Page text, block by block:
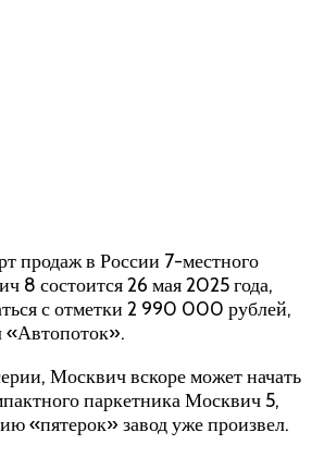
продаж в России 7-местного
8 состоится 26 мая 2025 года,
с отметки 2 990 000 рублей,
«Автопоток».
Москвич вскоре может начать
паркетника Москвич 5,
«пятерок» завод уже произвел.